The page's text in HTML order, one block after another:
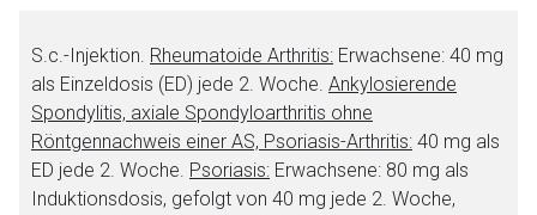
S.c.-Injektion. Rheumatoide Arthritis: Erwachsene: 40 mg
als Einzeldosis (ED) jede 2. Woche. Ankylosierende
Spondylitis, axiale Spondyloarthritis ohne
Röntgennachweis einer AS, Psoriasis-Arthritis: 40 mg als
ED jede 2. Woche. Psoriasis: Erwachsene: 80 mg als
Induktionsdosis, gefolgt von 40 mg jede 2. Woche,